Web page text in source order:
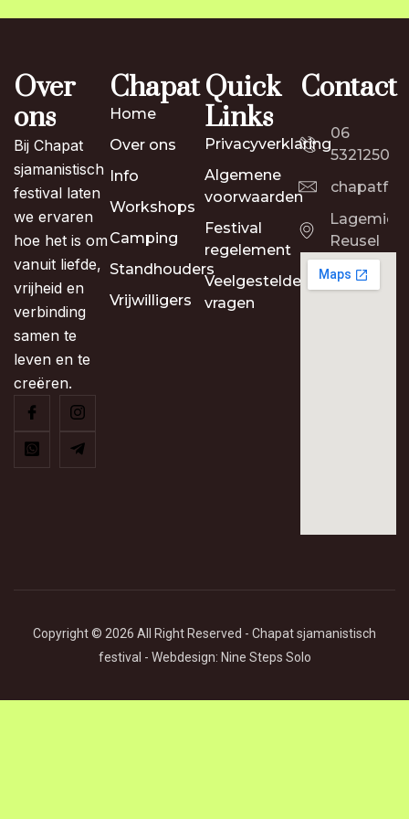
Over
ons
Bij Chapat
sjamanistisch
festival laten
we ervaren
hoe het is om
vanuit liefde,
vrijheid en
verbinding
samen te
leven en te
creëren.
Chapat
Home
Over ons
Info
Workshops
Camping
Standhouders
Vrijwilligers
Quick
Links
Privacyverklaring
Algemene
voorwaarden
Festival
regelement
Veelgestelde
vragen
Contact
06
53212500
Reusel
Copyright © 2026 All Right Reserved - Chapat sjamanistisch
festival - Webdesign: Nine Steps Solo